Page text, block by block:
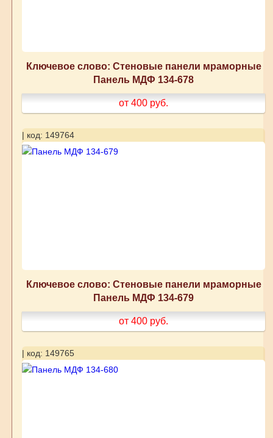
Ключевое слово: Стеновые панели мраморные
Панель МДФ 134-678
от 400 руб.
| код: 149764
Ключевое слово: Стеновые панели мраморные
Панель МДФ 134-679
от 400 руб.
| код: 149765